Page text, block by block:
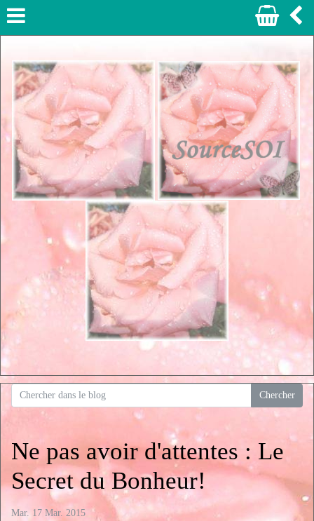
Ne pas avoir d'attentes : Le
Secret du Bonheur!
Mar. 17 Mar. 2015